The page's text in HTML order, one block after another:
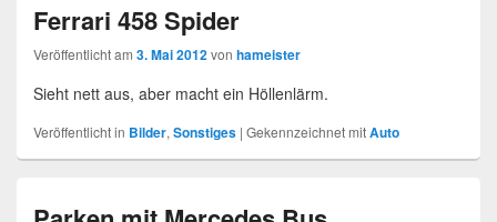
Ferrari 458 Spider
Veröffentlicht am 3. Mai 2012von hameister
Sieht nett aus, aber macht ein Höllenlärm.
Veröffentlicht in Bilder, Sonstiges | Gekennzeichnet mitAuto